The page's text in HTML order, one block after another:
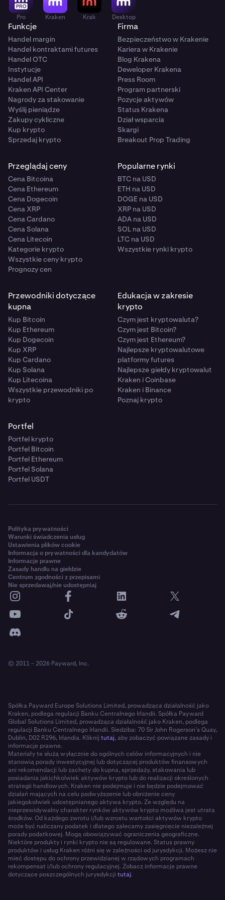
Pro Kraken Krak Desktop
Funkcje
Handel margin
Handel kontraktami futures
Handel OTC
Instytucje
Handel API
Kraken API Center
Nagrody za stakowanie
Wyślij pieniądze
Zakupy cykliczne
Kup krypto
Sprzedaj krypto
Firma
Bezpieczeństwo w Krakenie
Kariera w Krakenie
Blog Krakena
Deweloper Krakena
Press Room
Program partnerski
Pozycje aktywów
Status Krakena
Dział wsparcia
Skargi
Breakout Prop Trading
Przeglądaj ceny
Cena Bitcoina
Cena Ethereum
Cena Dogecoin
Cena XRP
Cena Cardano
Cena Solana
Cena Litecoin
Kategorie krypto
Wszystkie ceny krypto
Prognozy cen
Popularne rynki
BTC na USD
ETH na USD
DOGE na USD
XRP na USD
ADA na USD
SOL na USD
LTC na USD
Wszystkie rynki krypto
Przewodniki dotyczące
kupna
Kup Bitcoin
Kup Ethereum
Kup Dogecoin
Kup XRP
Kup Cardano
Kup Solana
Kup Litecoina
Wszystkie przewodniki po
krypto
Edukacja w zakresie
krypto
Czym jest kryptowaluta?
Czym jest Bitcoin?
Czym jest Ethereum?
Najlepsze kryptowalutowe
platformy futures
Najlepsze giełdy kryptowalut
Kraken i Coinbase
Kraken i Binance
Poznaj krypto
Portfel
Portfel krypto
Portfel Bitcoin
Portfel Ethereum
Portfel Solana
Portfel USDT
Polityka prywatności
Warunki świadczenia usług
Ustawienia plików cookie
Informacja o prywatności dla kandydatów
Informacje prawne
Zasady handlu na giełdzie
Centrum zgodności z przepisami
Nie sprzedawaj/nie udostępniaj
© 2011 – 2026 Payward, Inc.
Spółka Payward Europe Solutions Limited, prowadząca działalność jako
Kraken, podlega regulacji Banku Centralnego Irlandii. Spółka Payward
Global Solutions Limited, prowadząca działalność jako Kraken, podlega
regulacji Banku Centralnego Irlandii. Siedziba: 70 Sir John Rogerson’s Quay,
Dublin, D02 R296, Irlandia. Kliknij tutaj, aby zobaczyć powiązane zasady i
informacje prawne.
Materiały te służą wyłącznie do ogólnych celów informacyjnych i nie
stanowią porady inwestycyjnej lub dotyczącej produktów finansowych
ani rekomendacji lub zachęty do kupna, sprzedaży, stakowania lub
posiadania jakichkolwiek aktywów krypto lub do realizacji określonych
strategii handlowych. Kraken nie podejmuje i nie będzie podejmować
działań mających na celu podwyższenie lub obniżenie ceny
jakiegokolwiek udostępnianego aktywa krypto. Ze względu na
nieprzewidywalny charakter rynków aktywów krypto możliwa jest utrata
środków. Od każdego zwrotu i/lub wzrostu wartości aktywów krypto
może być naliczany podatek i dlatego zalecamy zasięgnięcie niezależnej
porady podatkowej. Mogą obowiązywać ograniczenia geograficzne.
Niektóre produkty i rynki krypto nie są regulowane. Status prawny
produktów i usług Kraken różni się w zależności od jurysdykcji. Możesz nie
mieć dostępu do ochrony przewidzianej w rządowych programach
rekompensat i/lub ochrony regulacyjnej. Zobacz informacje prawne
dotyczące poszczególnych jurysdykcji tutaj.